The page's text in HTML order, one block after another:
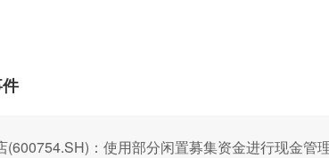
(600754.SH)：使用部分闲置募集资金进行现金管